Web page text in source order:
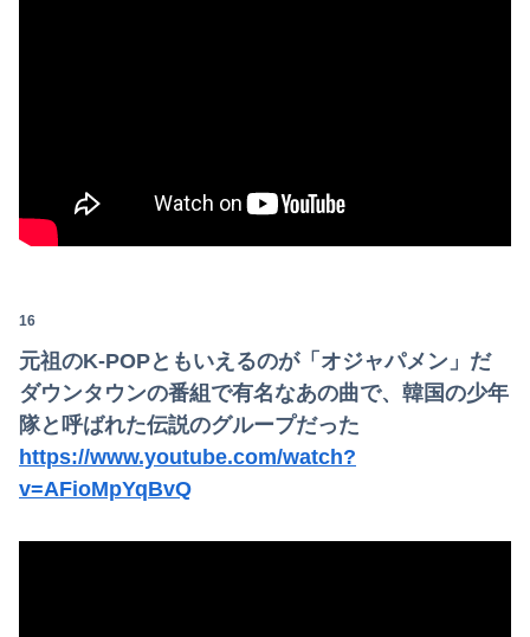
16
元祖のK-POPともいえるのが「オジャパメン」だ
ダウンタウンの番組で有名なあの曲で、韓国の少年
隊と呼ばれた伝説のグループだった
https://www.youtube.com/watch?
v=AFioMpYqBvQ